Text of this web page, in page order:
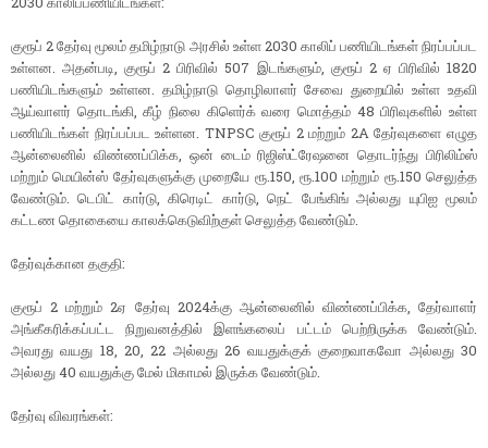
குரூப் 2 தேர்வு மூலம் தமிழ்நாடு அரசில் உள்ள 2030 காலிப் பணியிடங்கள் நிரப்பப்பட
உள்ளன. அதன்படி, குரூப் 2 பிரிவில் 507 இடங்களும், குரூப் 2 ஏ பிரிவில் 1820
பணியிடங்களும் உள்ளன. தமிழ்நாடு தொழிலாளர் சேவை துறையில் உள்ள உதவி
ஆய்வாளர் தொடங்கி, கீழ் நிலை கிளெர்க் வரை மொத்தம் 48 பிரிவுகளில் உள்ள
பணியிடங்கள் நிரப்பப்பட உள்ளன. TNPSC குரூப் 2 மற்றும் 2A தேர்வுகளை எழுத
ஆன்லைனில் விண்ணப்பிக்க, ஒன் டைம் ரிஜிஸ்ட்ரேஷனை தொடர்ந்து பிரிலிம்ஸ்
மற்றும் மெயின்ஸ் தேர்வுகளுக்கு முறையே ரூ.150, ரூ.100 மற்றும் ரூ.150 செலுத்த
வேண்டும். டெபிட் கார்டு, கிரெடிட் கார்டு, நெட் பேங்கிங் அல்லது யுபிஐ மூலம்
கட்டண தொகையை காலக்கெடுவிற்குள் செலுத்த வேண்டும்.
தேர்வுக்கான தகுதி:
குரூப் 2 மற்றும் 2ஏ தேர்வு 2024க்கு ஆன்லைனில் விண்ணப்பிக்க, தேர்வாளர்
அங்கீகரிக்கப்பட்ட நிறுவனத்தில் இளங்கலைப் பட்டம் பெற்றிருக்க வேண்டும்.
அவரது வயது 18, 20, 22 அல்லது 26 வயதுக்குக் குறைவாகவோ அல்லது 30
அல்லது 40 வயதுக்கு மேல் மிகாமல் இருக்க வேண்டும்.
தேர்வு விவரங்கள்: